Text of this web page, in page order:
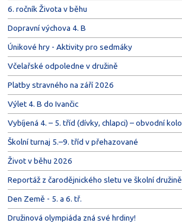
6. ročník Života v běhu
Dopravní výchova 4. B
Únikové hry - Aktivity pro sedmáky
Včelařské odpoledne v družině
Platby stravného na září 2026
Výlet 4. B do Ivančic
Vybíjená 4. – 5. tříd (dívky, chlapci) – obvodní kolo
Školní turnaj 5.–9. tříd v přehazované
Život v běhu 2026
Reportáž z čarodějnického sletu ve školní družině
Den Země - 5. a 6. tř.
Družinová olympiáda zná své hrdiny!